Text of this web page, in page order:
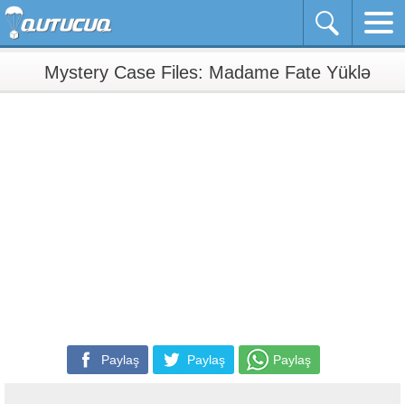
Mystery Case Files: Madame Fate Yüklə
Paylaş Paylaş Paylaş